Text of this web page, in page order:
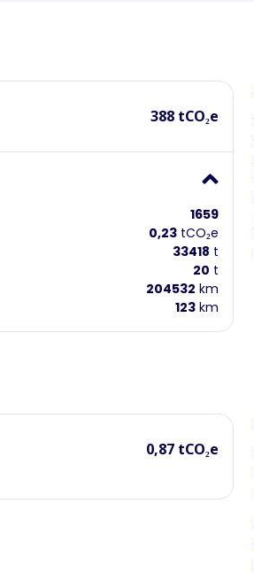
388 tCO₂e
1659
0,23 tCO₂e
33418 t
20 t
204532 km
123 km
0,87 tCO₂e